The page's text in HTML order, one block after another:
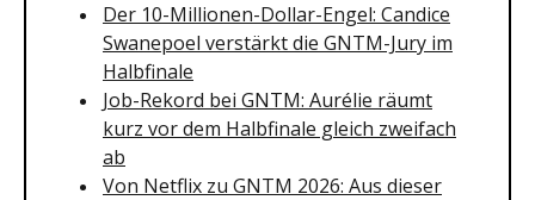
Der 10-Millionen-Dollar-Engel: Candice
Swanepoel verstärkt die GNTM-Jury im
Halbfinale
Job-Rekord bei GNTM: Aurélie räumt
kurz vor dem Halbfinale gleich zweifach
ab
Von Netflix zu GNTM 2026: Aus dieser